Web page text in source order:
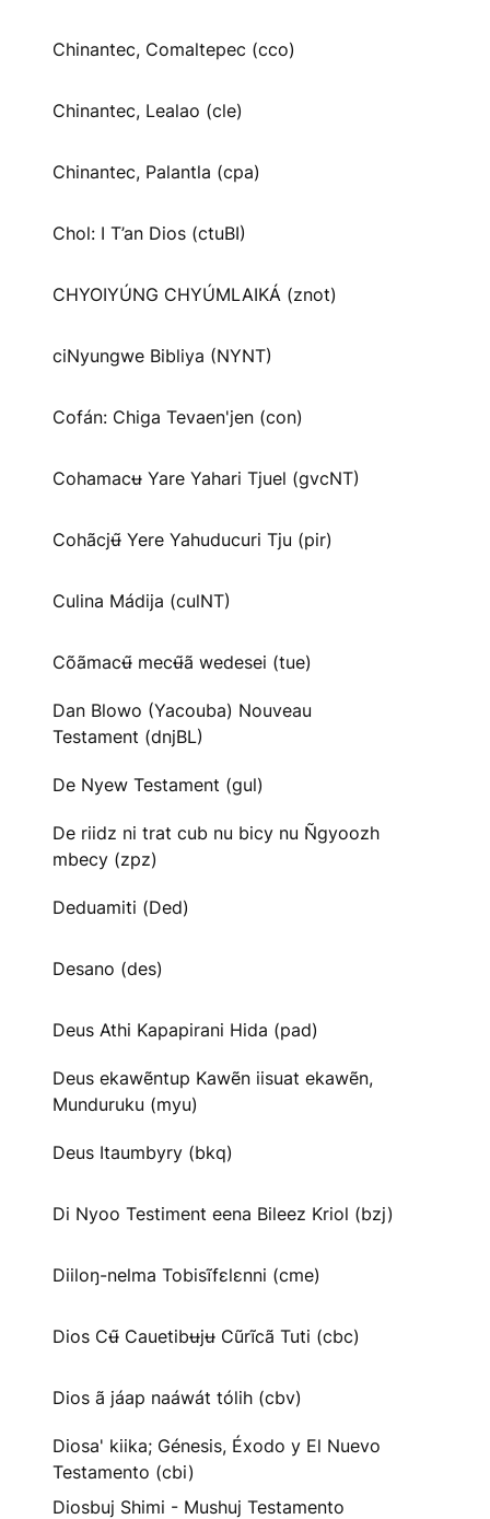
Chinantec, Comaltepec (cco)
Chinantec, Lealao (cle)
Chinantec, Palantla (cpa)
Chol: I T’an Dios (ctuBI)
CHYOIYÚNG CHYÚMLAIKÁ (znot)
ciNyungwe Bibliya (NYNT)
Cofán: Chiga Tevaen'jen (con)
Cohamacʉ Yare Yahari Tjuel (gvcNT)
Cohãcjʉ̃ Yere Yahuducuri Tju (pir)
Culina Mádija (culNT)
Cõãmacʉ̃ mecʉ̃ã wedesei (tue)
Dan Blowo (Yacouba) Nouveau
Testament (dnjBL)
De Nyew Testament (gul)
De riidz ni trat cub nu bicy nu Ñgyoozh
mbecy (zpz)
Deduamiti (Ded)
Desano (des)
Deus Athi Kapapirani Hida (pad)
Deus ekawẽntup Kawẽn iisuat ekawẽn,
Munduruku (myu)
Deus Itaumbyry (bkq)
Di Nyoo Testiment eena Bileez Kriol (bzj)
Diiloŋ-nelma Tobisĩfɛlɛnni (cme)
Dios Cʉ̃ Cauetibʉjʉ Cũrĩcã Tuti (cbc)
Dios ã jáap naáwát tólih (cbv)
Diosa' kiika; Génesis, Éxodo y El Nuevo
Testamento (cbi)
Diosbuj Shimi - Mushuj Testamento